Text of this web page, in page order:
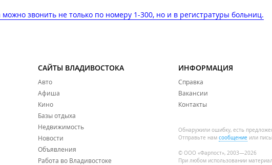
звонить не только по номеру 1-300, но и в регистратуры больниц.
САЙТЫ ВЛАДИВОСТОКА
Авто
Афиша
Кино
Базы отдыха
Недвижимость
Новости
Объявления
Работа во Владивостоке
ИНФОРМАЦИЯ
Справка
Вакансии
Контакты
Обнаружили ошибку, есть
Отправьте нам сообщение или
© ООО «Фарпост», 2003—2026
При любом использовании